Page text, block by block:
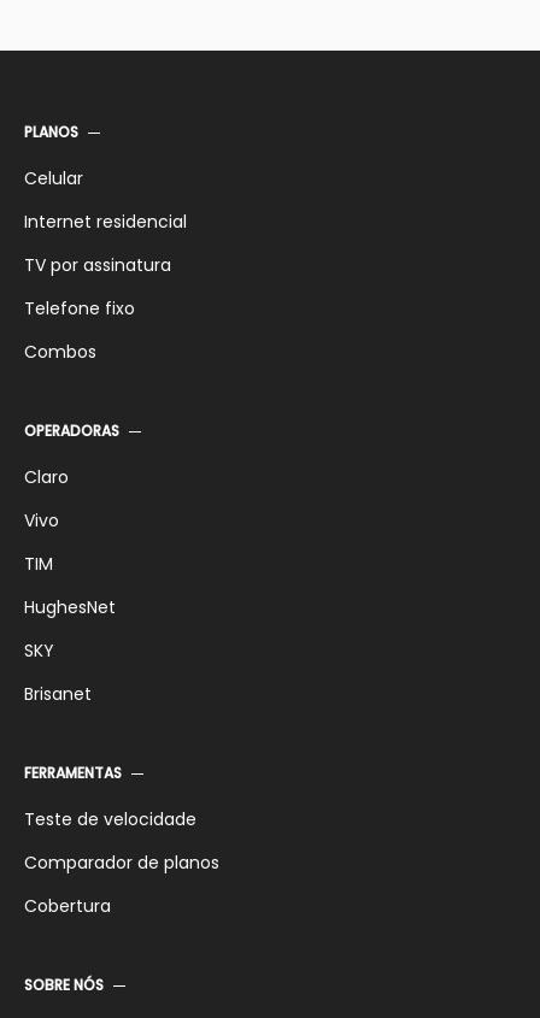
PLANOS
Celular
Internet residencial
TV por assinatura
Telefone fixo
Combos
OPERADORAS
Claro
Vivo
TIM
HughesNet
SKY
Brisanet
FERRAMENTAS
Teste de velocidade
Comparador de planos
Cobertura
SOBRE NÓS